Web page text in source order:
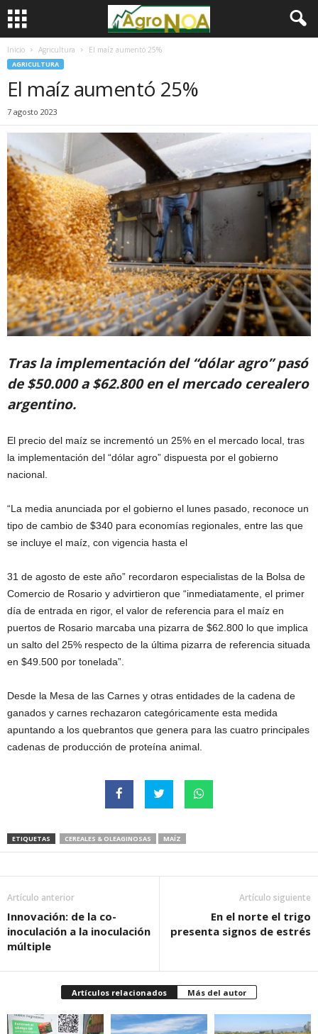
Inicio Agricultura El maíz aumentó 25%
AGRICULTURA
El maíz aumentó 25%
7 agosto 2023
Tras la implementación del “dólar agro” pasó
de $50.000 a $62.800 en el mercado cerealero
argentino.
El precio del maíz se incrementó un 25% en el mercado local, tras
la implementación del “dólar agro” dispuesta por el gobierno
nacional.
“La media anunciada por el gobierno el lunes pasado, reconoce un
tipo de cambio de $340 para economías regionales, entre las que
se incluye el maíz, con vigencia hasta el
31 de agosto de este año” recordaron especialistas de la Bolsa de
Comercio de Rosario y advirtieron que “inmediatamente, el primer
día de entrada en rigor, el valor de referencia para el maíz en
puertos de Rosario marcaba una pizarra de $62.800 lo que implica
un salto del 25% respecto de la última pizarra de referencia situada
en $49.500 por tonelada”.
Desde la Mesa de las Carnes y otras entidades de la cadena de
ganados y carnes rechazaron categóricamente esta medida
apuntando a los quebrantos que genera para las cuatro principales
cadenas de producción de proteína animal.
ETIQUETAS CEREALES & OLEAGINOSAS MAÍZ
Artículo anterior
Innovación: de la co-
inoculación a la inoculación
múltiple
Artículo siguiente
En el norte el trigo
presenta signos de estrés
Artículos relacionados Más del autor